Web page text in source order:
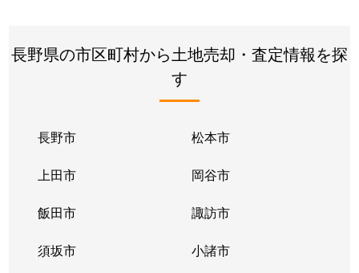
長野県の市区町村から土地売却・査定情報を探
す
長野市 松本市
上田市 岡谷市
飯田市 諏訪市
須坂市 小諸市